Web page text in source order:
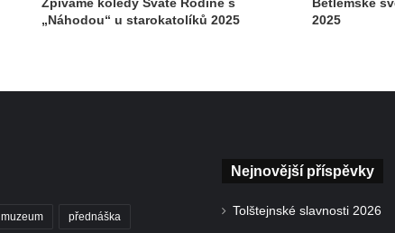
„Náhodou“ u starokatolíků 2025
2025
muzeum přednáška
Nejnovější příspěvky
Tolštejnské slavnosti 2026